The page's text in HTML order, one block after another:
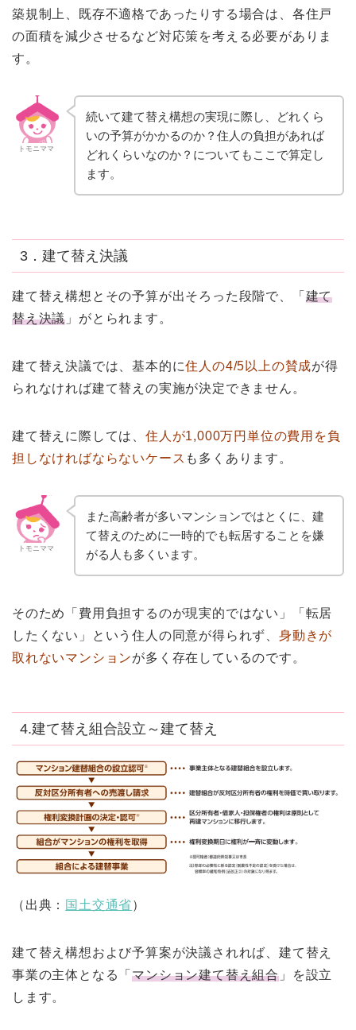
築規制上、既存不適格であったりする場合は、各住戸
の面積を減少させるなど対応策を考える必要がありま
す。
トモニママ
続いて建て替え構想の実現に際し、どれくら
いの予算がかかるのか？住人の負担があれば
どれくらいなのか？についてもここで算定し
ます。
3．建て替え決議
建て替え構想とその予算が出そろった段階で、「 建て
替え決議 」がとられます。
建て替え決議では、基本的に住人の4/5以上の賛成が得
られなければ建て替えの実施が決定できません。
建て替えに際しては、 住人が1,000万円単位の費用を負
担しなければならないケース も多くあります。
トモニママ
また高齢者が多いマンションではとくに、建
て替えのために一時的でも転居することを嫌
がる人も多くいます。
そのため「費用負担するのが現実的ではない」「転居
したくない」という住人の同意が得られず、 身動きが
取れないマンションが多く存在しているのです。
4.建て替え組合設立～建て替え
（出典： 国土交通省）
建て替え構想および予算案が決議されれば、建て替え
事業の主体となる「マンション建て替え組合 」を設立
します。